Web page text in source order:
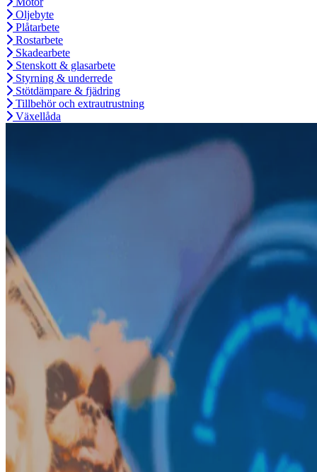
Oljebyte
Plåtarbete
Rostarbete
Skadearbete
Stenskott & glasarbete
Styrning & underrede
Stötdämpare & fjädring
Tillbehör och extrautrustning
Växellåda